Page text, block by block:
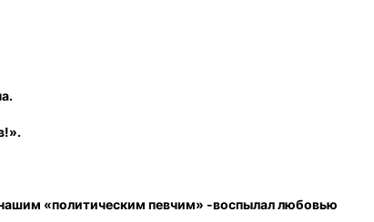
нашим «политическим певчим» -воспылал любовью